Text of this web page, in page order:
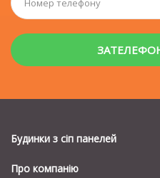
Будинки з сiп панелей
Про компанію